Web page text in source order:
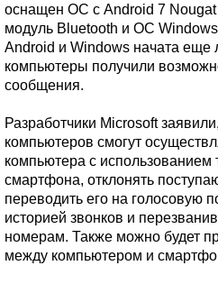
оснащен ОС с Android 7
модуль Bluetooth и ОС
Android и Windows начата еще
компьютеры получили
сообщения.
Разработчики Microsoft
компьютеров смогут
компьютера с использованием
смартфона, отклонять
переводить его на голосовую
историей звонков и
номерам. Также можно будет
между компьютером и